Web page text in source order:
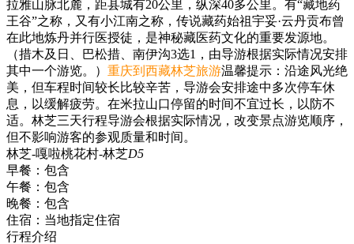
拉雅山脉北麓，距县城有20公里，纵深40多公里。有“藏地药
王谷”之称，又有小江南之称，传说藏药始祖宇妥·云丹贡布曾
在此地炼丹并行医授徒，是神秘藏医药文化的重要发源地。
（措木及日、巴松措、南伊沟3选1，由导游根据实际情况安排
其中一个游览。） 重庆到西藏林芝旅游温馨提示：沿途风光绝
美，但车程时间较长比较辛苦，导游会安排途中多次停车休
息，以缓解疲劳。在米拉山口停留的时间不宜过长，以防不
适。林芝三天行程导游会根据实际情况，改变景点游览顺序，
但不影响游客的参观质量和时间。
林芝-嘎啦桃花村-林芝D5
早餐： 包含
午餐： 包含
晚餐： 包含
住宿： 当地指定住宿
行程介绍